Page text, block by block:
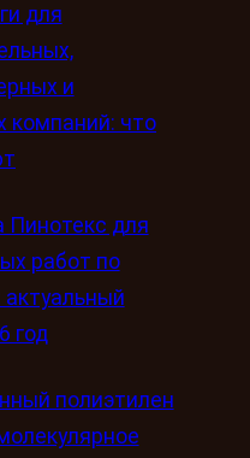
для
и
компаний: что
Пинотекс для
работ по
актуальный
год
полиэтилен